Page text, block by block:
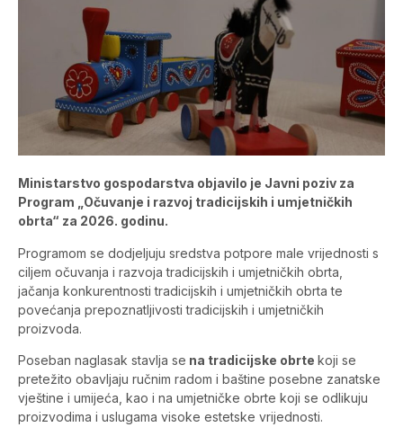
Ministarstvo gospodarstva objavilo je Javni poziv za
Program „Očuvanje i razvoj tradicijskih i umjetničkih
obrta“ za 2026. godinu.
Programom se dodjeljuju sredstva potpore male vrijednosti s
ciljem očuvanja i razvoja tradicijskih i umjetničkih obrta,
jačanja konkurentnosti tradicijskih i umjetničkih obrta te
povećanja prepoznatljivosti tradicijskih i umjetničkih
proizvoda.
Poseban naglasak stavlja se na tradicijske obrte koji se
pretežito obavljaju ručnim radom i baštine posebne zanatske
vještine i umijeća, kao i na umjetničke obrte koji se odlikuju
proizvodima i uslugama visoke estetske vrijednosti.